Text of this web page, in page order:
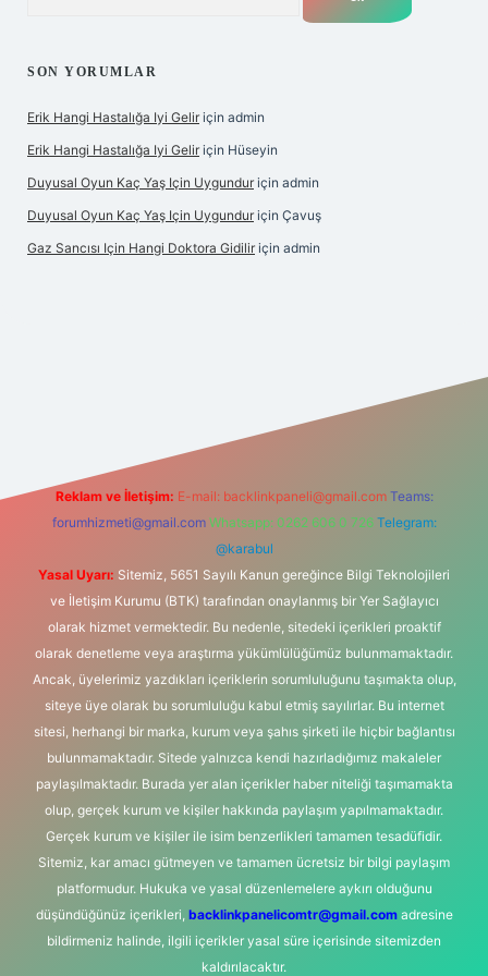
SON YORUMLAR
Erik Hangi Hastalığa Iyi Gelir için admin
Erik Hangi Hastalığa Iyi Gelir için Hüseyin
Duyusal Oyun Kaç Yaş Için Uygundur için admin
Duyusal Oyun Kaç Yaş Için Uygundur için Çavuş
Gaz Sancısı Için Hangi Doktora Gidilir için admin
Reklam ve İletişim: E-mail: backlinkpaneli@gmail.com Teams:
forumhizmeti@gmail.com Whatsapp: 0262 606 0 726 Telegram:
@karabul
Yasal Uyarı: Sitemiz, 5651 Sayılı Kanun gereğince Bilgi Teknolojileri
ve İletişim Kurumu (BTK) tarafından onaylanmış bir Yer Sağlayıcı
olarak hizmet vermektedir. Bu nedenle, sitedeki içerikleri proaktif
olarak denetleme veya araştırma yükümlülüğümüz bulunmamaktadır.
Ancak, üyelerimiz yazdıkları içeriklerin sorumluluğunu taşımakta olup,
siteye üye olarak bu sorumluluğu kabul etmiş sayılırlar. Bu internet
sitesi, herhangi bir marka, kurum veya şahıs şirketi ile hiçbir bağlantısı
bulunmamaktadır. Sitede yalnızca kendi hazırladığımız makaleler
paylaşılmaktadır. Burada yer alan içerikler haber niteliği taşımamakta
olup, gerçek kurum ve kişiler hakkında paylaşım yapılmamaktadır.
Gerçek kurum ve kişiler ile isim benzerlikleri tamamen tesadüfidir.
Sitemiz, kar amacı gütmeyen ve tamamen ücretsiz bir bilgi paylaşım
platformudur. Hukuka ve yasal düzenlemelere aykırı olduğunu
düşündüğünüz içerikleri, backlinkpanelicomtr@gmail.comadresine
bildirmeniz halinde, ilgili içerikler yasal süre içerisinde sitemizden
kaldırılacaktır.